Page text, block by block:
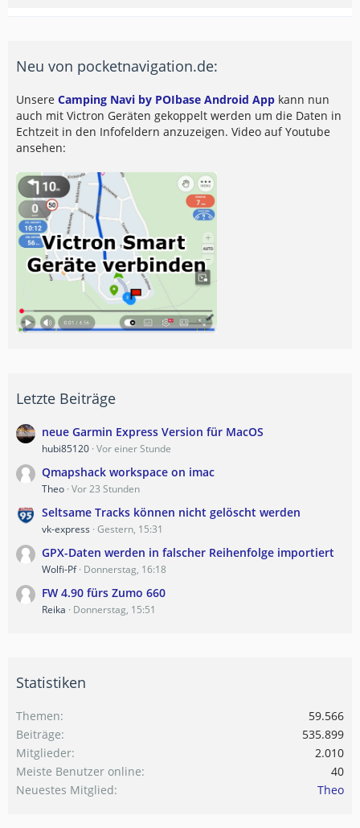
Neu von pocketnavigation.de:
Unsere Camping Navi by POIbase Android App kann nun
auch mit Victron Geräten gekoppelt werden um die Daten in
Echtzeit in den Infofeldern anzuzeigen. Video auf Youtube
ansehen:
Letzte Beiträge
neue Garmin Express Version für MacOS
hubi85120 Vor einer Stunde
Qmapshack workspace on imac
Theo Vor 23 Stunden
Seltsame Tracks können nicht gelöscht werden
vk-express Gestern, 15:31
GPX-Daten werden in falscher Reihenfolge importiert
Wolfi-Pf Donnerstag, 16:18
FW 4.90 fürs Zumo 660
Reika Donnerstag, 15:51
Statistiken
Themen
59.566
Beiträge
535.899
Mitglieder
2.010
Meiste Benutzer online
40
Neuestes Mitglied
Theo